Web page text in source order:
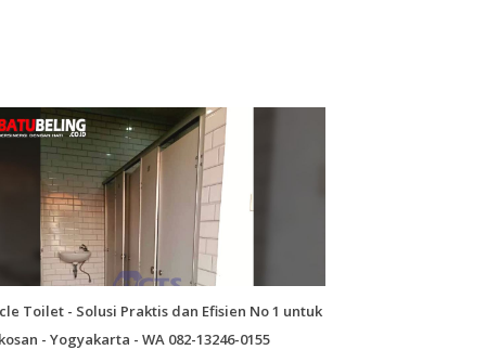
Toilet - Solusi Praktis dan Efisien No 1 untuk
- Yogyakarta - WA 082-13246-0155